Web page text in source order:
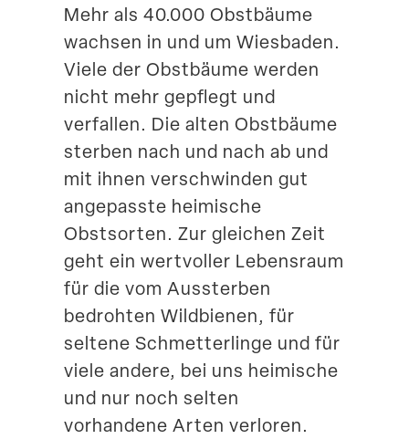
Suche
Mehr als 40.000 Obstbäume
wachsen in und um Wiesbaden.
Viele der Obstbäume werden
nicht mehr gepflegt und
verfallen. Die alten Obstbäume
sterben nach und nach ab und
mit ihnen verschwinden gut
angepasste heimische
Obstsorten. Zur gleichen Zeit
geht ein wertvoller Lebensraum
für die vom Aussterben
bedrohten Wildbienen, für
seltene Schmet­ter­linge und für
viele andere, bei uns heimische
und nur noch selten
vorhandene Arten verloren.